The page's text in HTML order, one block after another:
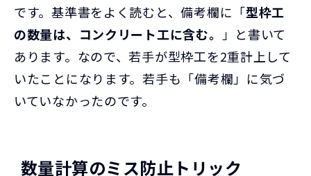
です。基準書をよく読むと、備考欄に「型枠工
の数量は、コンクリート工に含む。 」と書いて
あります。なので、若手が型枠工を2重計上して
いたことになります。若手も「備考欄」に気づ
いていなかったのです。
数量計算のミス防止トリック